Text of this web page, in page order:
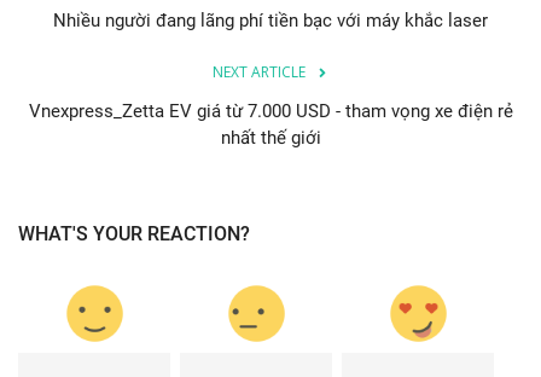
Nhiều người đang lãng phí tiền bạc với máy khắc laser
NEXT ARTICLE
Vnexpress_Zetta EV giá từ 7.000 USD - tham vọng xe điện rẻ
nhất thế giới
WHAT'S YOUR REACTION?